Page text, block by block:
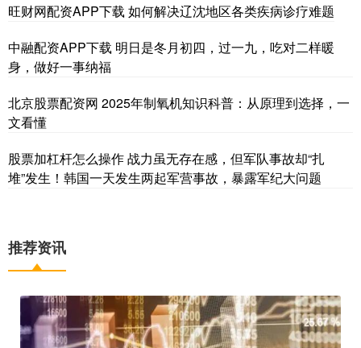
旺财网配资APP下载 如何解决辽沈地区各类疾病诊疗难题
中融配资APP下载 明日是冬月初四，过一九，吃对二样暖
身，做好一事纳福
北京股票配资网 2025年制氧机知识科普：从原理到选择，一
文看懂
股票加杠杆怎么操作 战力虽无存在感，但军队事故却“扎
堆”发生！韩国一天发生两起军营事故，暴露军纪大问题
推荐资讯